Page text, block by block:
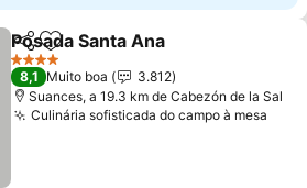
PartilharAdicionar aos favoritos
Posada Santa Ana
4 Estrelas
8,1 Muito boa
3.812
Suances, a 19.3 km de Cabezón de la Sal
Culinária sofisticada do campo à mesa